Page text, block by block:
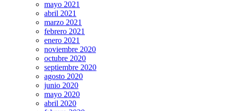
mayo 2021
abril 2021
marzo 2021
febrero 2021
enero 2021
noviembre 2020
octubre 2020
septiembre 2020
agosto 2020
junio 2020
mayo 2020
abril 2020